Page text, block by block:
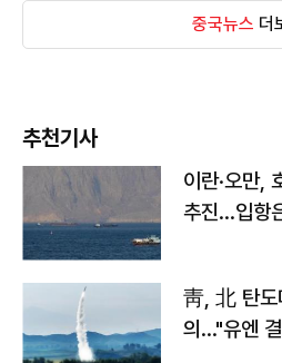
중국뉴스 더
추천기사
이란·오만,
추진…입항
靑, 北 탄도
의…"유엔